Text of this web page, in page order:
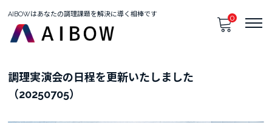
只今、カートに商品はございません。
AIBOWはあなたの調理課題を解決に導く相棒です 0
調理実演会の日程を更新いたしました
（20250705）